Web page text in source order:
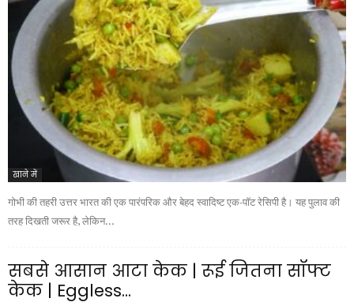
खाने में
गोभी की तहरी उत्तर भारत की एक पारंपरिक और बेहद स्वादिष्ट एक-पॉट रेसिपी है। यह पुलाव की
तरह दिखती जरूर है, लेकिन...
सबसे आसान आटा केक | रूई जितना सॉफ्ट
केक | Eggless...